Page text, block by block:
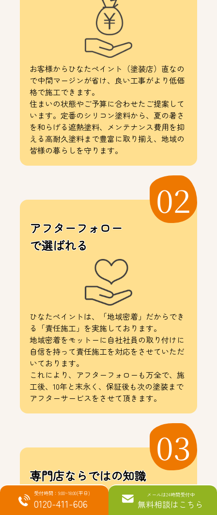
お客様からひなたペイント（塗装店）直なの
で中間マージンが省け、良い工事がより低価
格で施工できます。
住まいの状態やご予算に合わせたご提案して
います。定番のシリコン塗料から、夏の暑さ
を和らげる遮熱塗料、メンテナンス費用を抑
える高耐久塗料まで豊富に取り揃え、地域の
皆様の暮らしを守ります。
アフターフォロー
で選ばれる
ひなたペイントは、「地域密着」だからでき
る「責任施工」を実施しております。
地域密着をモットーに自社社員の取り付けに
自信を持って責任施工を対応をさせていただ
いております。
これにより、アフターフォローも万全で、施
工後、10年と末永く、保証後も次の塗装まで
アフターサービスをさせて頂きます。
02
専門店ならではの知識
で選ばれる
03
受付時間：9:00~18:00(平日)
0120-411-606
メールは24時間受付中
無料相談はこちら